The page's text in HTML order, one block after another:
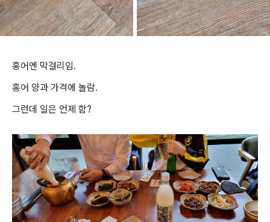
홍어엔 막걸리임.
홍어 양과 가격에 놀람.
그런데 일은 언제 함?